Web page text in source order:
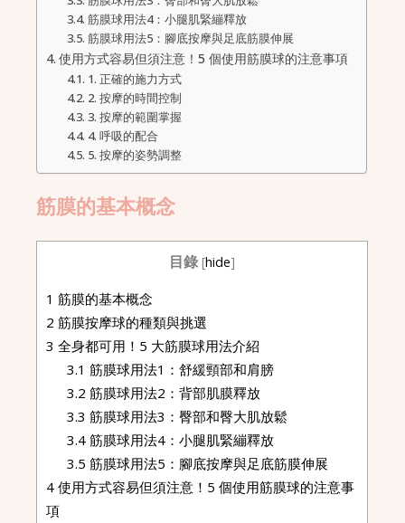
筋膜球用法4：小腿肌緊繃釋放
筋膜球用法5：腳底按摩與足底筋膜伸展
使用方式容易但須注意！5 個使用筋膜球的注意事項
1. 正確的施力方式
2. 按摩的時間控制
3. 按摩的範圍掌握
4. 呼吸的配合
5. 按摩的姿勢調整
筋膜的基本概念
目錄 [hide]
1 筋膜的基本概念
2 筋膜按摩球的種類與挑選
3 全身都可用！5 大筋膜球用法介紹
3.1 筋膜球用法1：舒緩頸部和肩膀
3.2 筋膜球用法2：背部肌膜釋放
3.3 筋膜球用法3：臀部和臀大肌放鬆
3.4 筋膜球用法4：小腿肌緊繃釋放
3.5 筋膜球用法5：腳底按摩與足底筋膜伸展
4 使用方式容易但須注意！5 個使用筋膜球的注意事
項